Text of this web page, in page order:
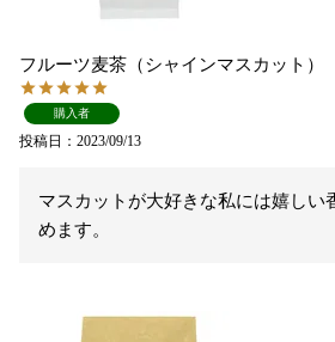
フルーツ麦茶（シャインマスカット
購入者
投稿日 2023/09/13
マスカットが大好きな私には嬉しい
めます。